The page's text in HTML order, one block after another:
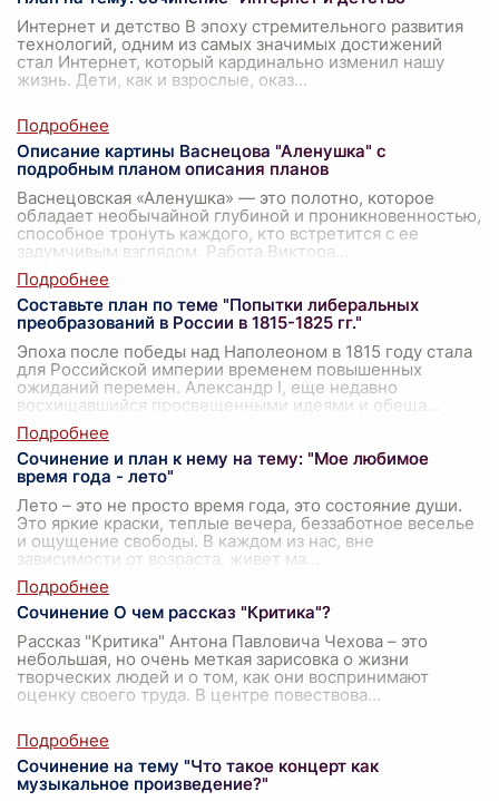
Интернет и детство В эпоху стремительного развития
технологий, одним из самых значимых достижений
стал Интернет, который кардинально изменил нашу
жизнь. Дети, как и взрослые, оказ...
Описание картины Васнецова "Аленушка" с
подробным планом описания планов
Васнецовская «Аленушка» — это полотно, которое
обладает необычайной глубиной и проникновенностью,
способное тронуть каждого, кто встретится с ее
задумчивым взглядом. Работа Виктора
Составьте план по теме "Попытки либеральных
преобразований в России в 1815-1825 гг."
Эпоха после победы над Наполеоном в 1815 году стала
для Российской империи временем повышенных
ожиданий перемен. Александр I, еще недавно
восхищавшийся просвещенными идеями и обеща
Сочинение и план к нему на тему: "Мое любимое
время года - лето"
Лето – это не просто время года, это состояние души.
Это яркие краски, теплые вечера, беззаботное веселье
и ощущение свободы. В каждом из нас, вне
зависимости от возраста, живет ма
Сочинение О чем рассказ "Критика"?
Рассказ "Критика" Антона Павловича Чехова – это
небольшая, но очень меткая зарисовка о жизни
творческих людей и о том, как они воспринимают
оценку своего труда. В центре повествова...
Сочинение на тему "Что такое концерт как
музыкальное произведение?"